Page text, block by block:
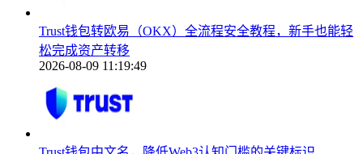
Trust钱包转欧易（OKX）全流程安全教程，新手也能轻
松完成资产转移
2026-08-09 11:19:49